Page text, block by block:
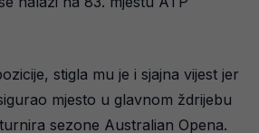
stigla mu je i sjajna vijest jer
mjesto u glavnom ždrijebu
sezone Australian Opena.